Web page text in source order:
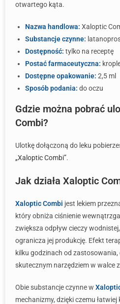
otwartego kąta.
Nazwa handlowa: Xaloptic
Substancje czynne:
Dostępność: tylko na receptę
Postać farmaceutyczna:
Dostępne opakowanie: 2,5 ml
Sposób podania: do oczu
Gdzie można pobrać
Combi?
Ulotkę dołączoną do leku
„Xaloptic Combi”.
Jak działa Xaloptic
Xaloptic Combi jest lekiem
który obniża ciśnienie
zwiększa odpływ cieczy
ogranicza jej produkcję. Efekt
kilku godzinach od
skutecznym narzędziem w walce
Obie substancje czynne w
mechanizmy, dzięki czemu